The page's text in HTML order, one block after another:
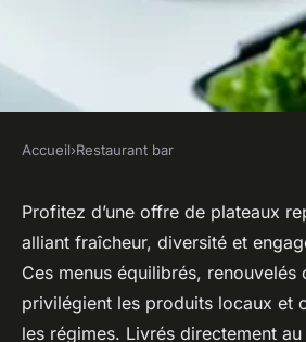
Plateaux repas à
variété et qualité
Lyana•2 octobre 2025•5 min de
Accueil›Restaurant bar
Profitez d’une offre de plateaux
alliant fraîcheur, diversité et
Ces menus équilibrés, renouvelés
privilégient les produits locaux et
les régimes. Livrés directement